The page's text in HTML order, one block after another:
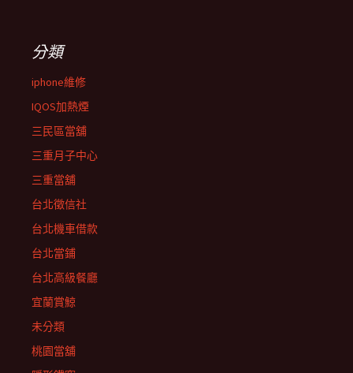
分類
iphone維修
IQOS加熱煙
三民區當舖
三重月子中心
三重當舖
台北徵信社
台北機車借款
台北當鋪
台北高級餐廳
宜蘭賞鯨
未分類
桃園當舖